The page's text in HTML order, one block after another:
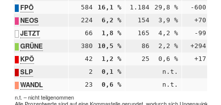
FPÖ 584 16,1 % 1.184 29,8 % -600
NEOS 224 6,2 % 154 3,9 % +70
JETZT 66 1,8 % 165 4,2 % -99
GRÜNE 380 10,5 % 86 2,2 % +294
KPÖ 42 1,2 % 25 0,6 % +17
SLP 2 0,1 % n.t.
WANDL 23 0,6 % n.t.
n.t. – nicht teilgenommen